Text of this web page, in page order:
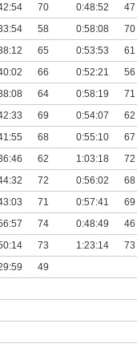
70 0:48:52 47
58 0:58:08 70
65 0:53:53 61
66 0:52:21 56
64 0:58:19 71
69 0:54:07 62
68 0:55:10 67
62 1:03:18 72
72 0:56:02 68
71 0:57:41 69
74 0:48:49 46
73 1:23:14 73
49